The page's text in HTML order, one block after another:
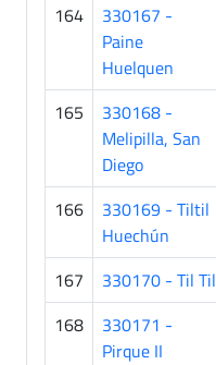
164
330167 -
Paine
Huelquen
165
330168 -
Melipilla, San
Diego
166
330169 - Tiltil
Huechún
167 330170 - Til Til
168
330171 -
Pirque II